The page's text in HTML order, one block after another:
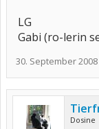
LG
Gabi (ro-lerin
30. September 2008
Dosine